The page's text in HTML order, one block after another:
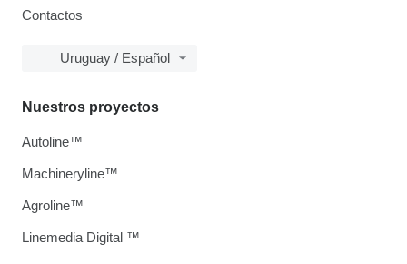
Contactos
Uruguay / Español
Nuestros proyectos
Autoline™
Machineryline™
Agroline™
Linemedia Digital ™